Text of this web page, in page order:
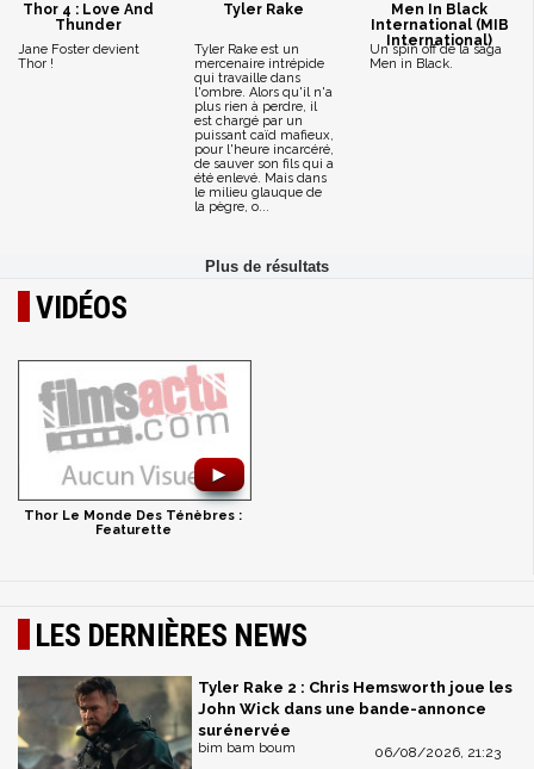
Thor 4 : Love And
Thunder
Jane Foster devient
Thor !
Tyler Rake
Tyler Rake est un
mercenaire intrépide
qui travaille dans
l'ombre. Alors qu'il n'a
plus rien à perdre, il
est chargé par un
puissant caïd mafieux,
pour l'heure incarcéré,
de sauver son fils qui a
été enlevé. Mais dans
le milieu glauque de
la pègre, o...
Men In Black
International (MIB
International)
Un spin off de la saga
Men in Black.
VIDÉOS
►
Thor Le Monde Des Ténèbres :
Featurette
LES DERNIÈRES NEWS
Tyler Rake 2 : Chris Hemsworth joue les
John Wick dans une bande-annonce
surénervée
06/08/2026, 21:23
bim bam boum